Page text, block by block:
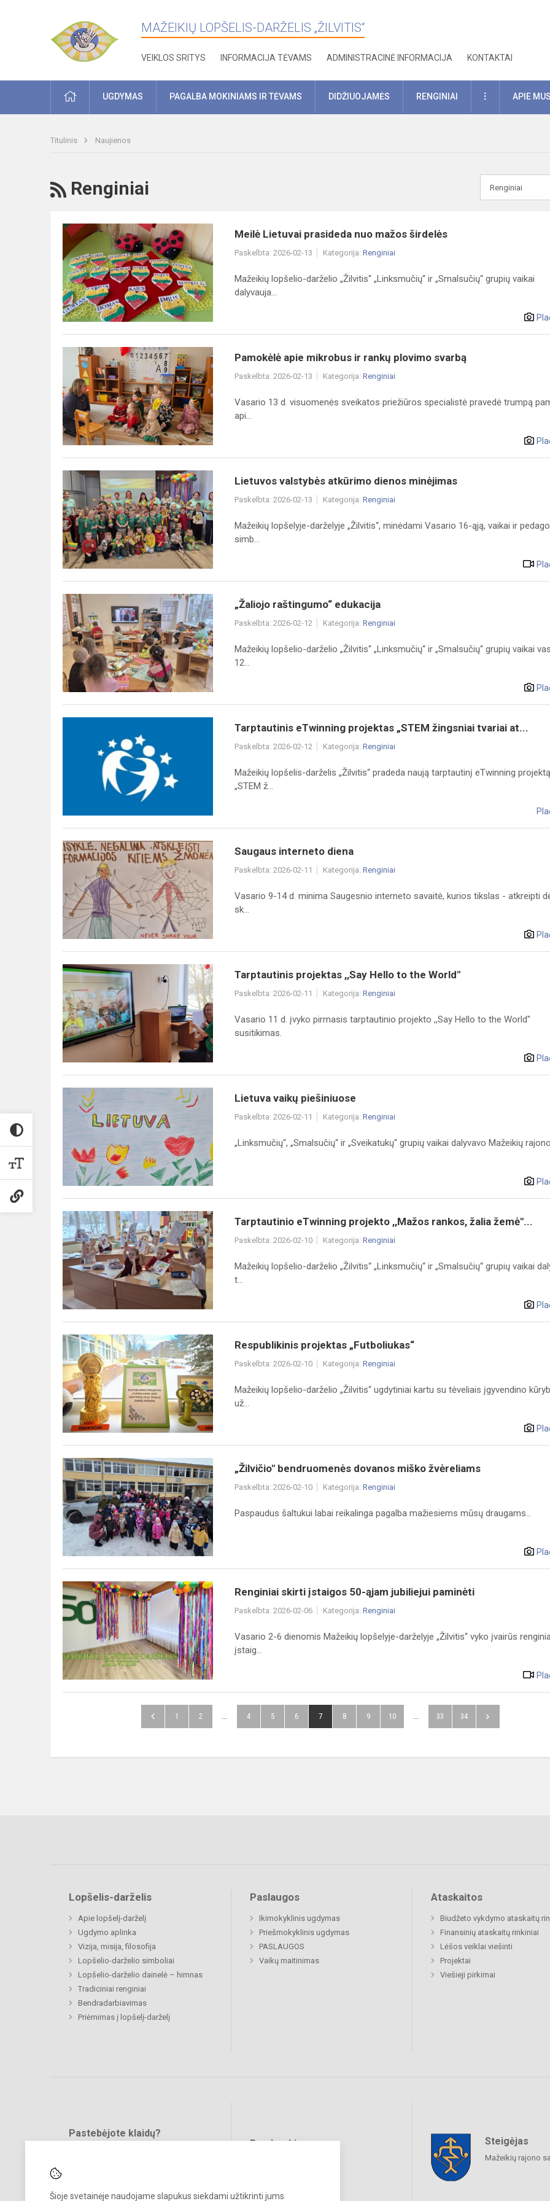
Šioje svetainėje naudojame slapukus siekdami užtikrinti jums
MAŽEIKIŲ LOPŠELIS-DARŽELIS „ŽILVITIS“
VEIKLOS SRITYS INFORMACIJA TĖVAMS ADMINISTRACINĖ INFORMACIJA KONTAKTAI
PRADŽIAUGDYMAS PAGALBA MOKINIAMS IR TĖVAMS DIDŽIUOJAMĖS RENGINIAI DAUGIAUAPIE MUS
Titulinis Naujienos
RSS
Renginiai
Meilė
Lietuvai
prasideda
nuo
mažos
širdelės
Meilė Lietuvai prasideda nuo mažos širdelės
Paskelbta: 2026-02-13 Kategorija: Renginiai
Mažeikių lopšelio-darželio „Žilvitis“ „Linksmučių“ ir „Smalsučių“ grupių vaikai
dalyvauja...
Pamokėlė
apie
mikrobus
ir
rankų
plovimo
svarbą
Pamokėlė apie mikrobus ir rankų plovimo svarbą
Paskelbta: 2026-02-13 Kategorija: Renginiai
Vasario 13 d. visuomenės sveikatos priežiūros specialistė pravedė trumpą
api...
Lietuvos
valstybės
atkūrimo
dienos
minėjimas
Lietuvos valstybės atkūrimo dienos minėjimas
Paskelbta: 2026-02-13 Kategorija: Renginiai
Mažeikių lopšelyje-darželyje „Žilvitis“, minėdami Vasario 16-ąją, vaikai ir
simb...
„Žaliojo
raštingumo“
edukacija
„Žaliojo raštingumo“ edukacija
Paskelbta: 2026-02-12 Kategorija: Renginiai
Mažeikių lopšelio-darželio „Žilvitis“ „Linksmučių“ ir „Smalsučių“ grupių vaikai
12...
projektas
Tarptautinis eTwinning projektas „STEM žingsniai tvariai at...
Paskelbta: 2026-02-12 Kategorija: Renginiai
Mažeikių lopšelis-darželis „Žilvitis“ pradeda naują tarptautinį eTwinning projektą
„STEM ž...
Saugaus
interneto
Saugaus interneto diena
Paskelbta: 2026-02-11 Kategorija: Renginiai
Vasario 9-14 d. minima Saugesnio interneto savaitė, kurios tikslas - atkreipti
sk...
Tarptautinis
projektas
,,Say
Hello
to
the
Tarptautinis projektas ,,Say Hello to the World"
Paskelbta: 2026-02-11 Kategorija: Renginiai
Vasario 11 d. įvyko pirmasis tarptautinio projekto ,,Say Hello to the World"
susitikimas.
Lietuva
vaikų
piešiniuose
Lietuva vaikų piešiniuose
Paskelbta: 2026-02-11 Kategorija: Renginiai
„Linksmučių“, „Smalsučių“ ir „Sveikatukų“ grupių vaikai dalyvavo Mažeikių
Tarptautinio
eTwinning
projekto
,,Mažos
rankos,
žalia
žemė"...
Tarptautinio eTwinning projekto ,,Mažos rankos, žalia žemė"...
Paskelbta: 2026-02-10 Kategorija: Renginiai
Mažeikių lopšelio-darželio „Žilvitis“ „Linksmučių“ ir „Smalsučių“ grupių vaikai
t...
Respublikinis
projektas
„Futboliukas“
Respublikinis projektas „Futboliukas“
Paskelbta: 2026-02-10 Kategorija: Renginiai
Mažeikių lopšelio-darželio „Žilvitis“ ugdytiniai kartu su tėveliais įgyvendino
už...
„Žilvičio"
bendruomenės
dovanos
miško
žvėreliams
„Žilvičio" bendruomenės dovanos miško žvėreliams
Paskelbta: 2026-02-10 Kategorija: Renginiai
Paspaudus šaltukui labai reikalinga pagalba mažiesiems mūsų draugams...
Renginiai
skirti
įstaigos
ąjam
jubiliejui
paminėti
Renginiai skirti įstaigos 50-ąjam jubiliejui paminėti
Paskelbta: 2026-02-06 Kategorija: Renginiai
Vasario 2-6 dienomis Mažeikių lopšelyje-darželyje „Žilvitis“ vyko įvairūs
įstaig...
1 2 ... 4 5 6 7 8 9 10 ... 33 34
Lopšelis-darželis
Apie lopšelį-darželį
Ugdymo aplinka
Vizija, misija, filosofija
Lopšelio-darželio simboliai
Lopšelio-darželio dainelė – himnas
Tradiciniai renginiai
Bendradarbiavimas
Priėmimas į lopšelį-darželį
Paslaugos
Ikimokyklinis ugdymas
Priešmokyklinis ugdymas
PASLAUGOS
Vaikų maitinimas
Ataskaitos
Biudžeto vykdymo ataskaitų
Finansinių ataskaitų rinkiniai
Lėšos veiklai viešinti
Projektai
Viešieji pirkimai
Pastebėjote klaidų?
Bendraukime Steigėjas
Mažeikių rajono